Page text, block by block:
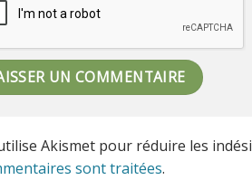
Akismet pour réduire les
sont traitées.